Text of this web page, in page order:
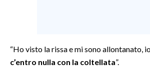
SPETTACOLI
“Ho visto la rissa e mi sono allontanato,
c’entro nulla con la coltellata”.